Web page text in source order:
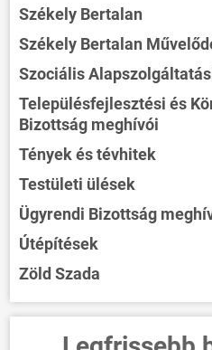
Székely Bertalan
Székely Bertalan
Szociális
Településfejlesztési és
Bizottság meghívói
Tények és tévhitek
Testületi ülések
Ügyrendi Bizottság
Útépítések
Zöld Szada